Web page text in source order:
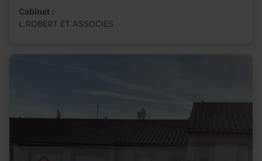
Cabinet :
L.ROBERT ET ASSOCIES